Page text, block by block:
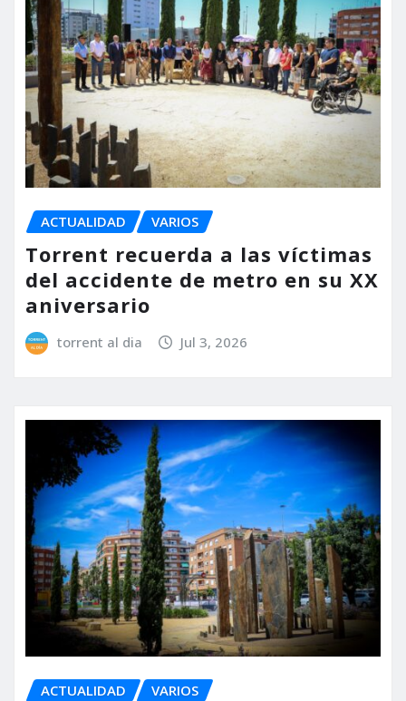
ACTUALIDAD VARIOS
Torrent recuerda a las víctimas
del accidente de metro en su XX
aniversario
torrent al dia Jul 3, 2026
ACTUALIDAD VARIOS